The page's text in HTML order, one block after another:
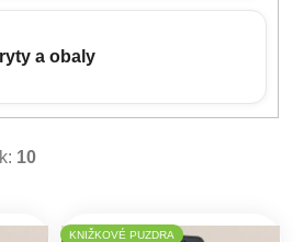
a obaly
10
KNIŽKOVÉ PUZDRA